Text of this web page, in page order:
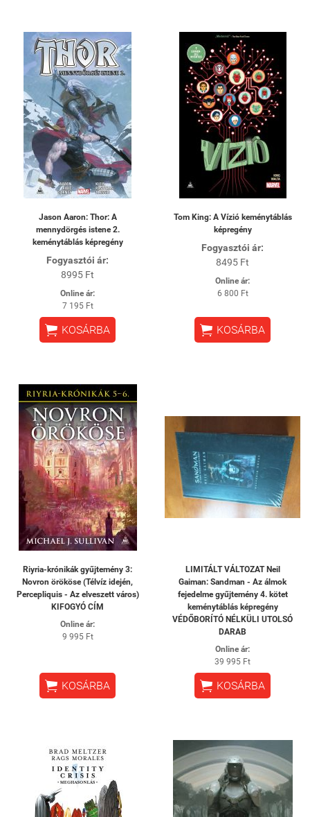
Jason Aaron: Thor: A
mennydörgés istene 2.
keménytáblás képregény
Fogyasztói ár:
8995 Ft
Online ár:
7 195 Ft
 KOSÁRBA
Tom King: A Vízió keménytáblás
képregény
Fogyasztói ár:
8495 Ft
Online ár:
6 800 Ft
 KOSÁRBA
Riyria-krónikák gyűjtemény 3:
Novron örököse (Télvíz idején,
Percepliquis - Az elveszett város)
KIFOGYÓ CÍM
Online ár:
9 995 Ft
 KOSÁRBA
LIMITÁLT VÁLTOZAT Neil
Gaiman: Sandman - Az álmok
fejedelme gyűjtemény 4. kötet
keménytáblás képregény
VÉDŐBORÍTÓ NÉLKÜLI UTOLSÓ
DARAB
Online ár:
39 995 Ft
 KOSÁRBA